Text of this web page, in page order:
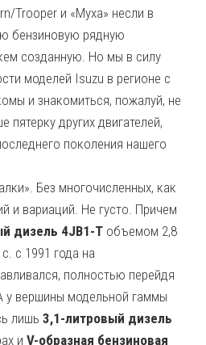
Trooper и «Муха» несли в
бензиновую рядную
созданную. Но мы в силу
моделей Isuzu в регионе с
и знакомиться, пожалуй, не
других двигателей,
поколения нашего
Без многочисленных, как
и вариаций. Не густо. Причем
дизель 4JB1-T объемом 2,8
с 1991 года на
полностью перейдя
у вершины модельной гаммы
лишь3,1-литровый дизель
иV-образная бензиновая